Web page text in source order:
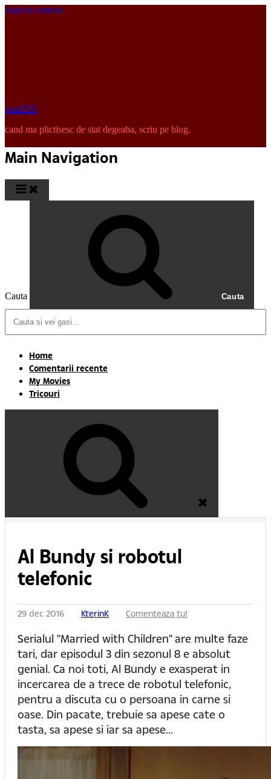
Skip to content
pinkISH
cand ma plictisesc de stat degeaba, scriu pe blog.
Main Navigation
Cauta Cauta
Home
Comentarii recente
My Movies
Tricouri
Al Bundy si robotul
telefonic
29 dec 2016 KterinK Comenteaza tu!
Serialul "Married with Children" are multe faze
tari, dar episodul 3 din sezonul 8 e absolut
genial. Ca noi toti, Al Bundy e exasperat in
incercarea de a trece de robotul telefonic,
pentru a discuta cu o persoana in carne si
oase. Din pacate, trebuie sa apese cate o
tasta, sa apese si iar sa apese...